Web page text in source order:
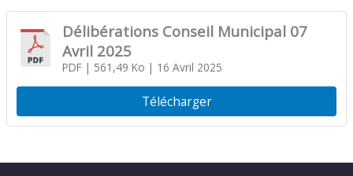
Délibérations Conseil Municipal 07
Avril 2025
PDF| 561,49 Ko | 16 Avril 2025
Télécharger